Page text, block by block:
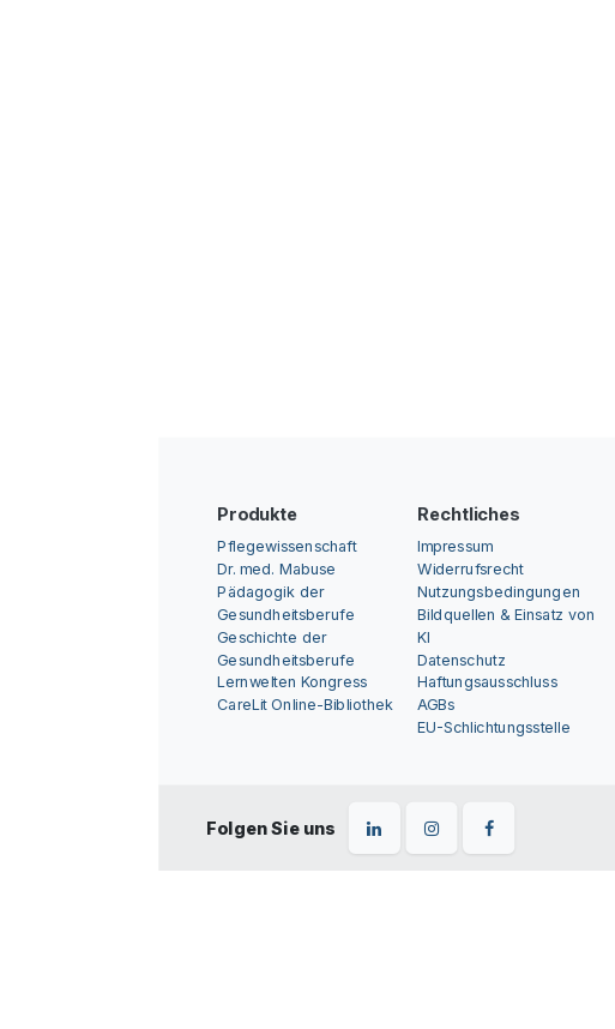
Produkte
Pflegewissenschaft
Dr. med. Mabuse
Pädagogik der
Gesundheitsberufe
Geschichte der
Gesundheitsberufe
Lernwelten Kongress
CareLit Online-Bibliothek
Rechtliches
Impressum
Widerrufsrecht
Nutzungsbedingungen
Bildquellen & Einsatz von
KI
Datenschutz
Haftungsausschluss
AGBs
EU-Schlichtungsstelle
Folgen Sie uns